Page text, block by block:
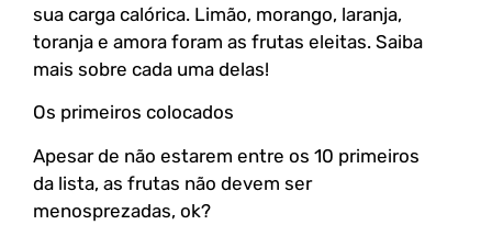
sua carga calórica. Limão, morango, laranja,
toranja e amora foram as frutas eleitas. Saiba
mais sobre cada uma delas!
Os primeiros colocados
Apesar de não estarem entre os 10 primeiros
da lista, as frutas não devem ser
menosprezadas, ok?